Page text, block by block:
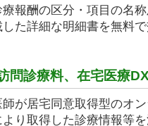
報酬の区分・項目の名
た詳細な明細書を無料
問診療料、在宅医療
が居宅同意取得型のオ
より取得した診療情報等